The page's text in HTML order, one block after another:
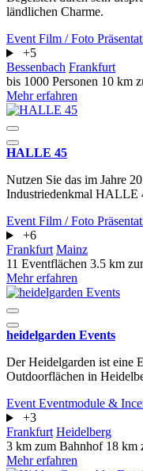
ländlichen Charme.
Event Film / Foto
+5
Bessenbach Frankfurt
bis 1000 Personen 10 km
Mehr erfahren
HALLE 45
Nutzen Sie das im Jahre
Industriedenkmal HALLE
Event Film / Foto
+6
Frankfurt Mainz
11 Eventflächen 3.5 km
Mehr erfahren
heidelgarden Events
Der Heidelgarden ist eine
Outdoorflächen in
Event Eventmodule &
+3
Frankfurt Heidelberg
3 km zum Bahnhof 18 km
Mehr erfahren